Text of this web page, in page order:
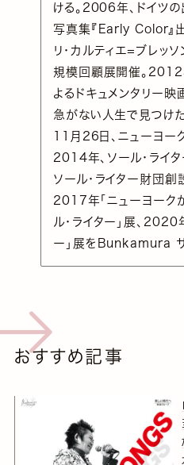
ける。2006年、ドイツ
写真集『Early Color』
リ・カルティエ=ブレッ
規模回顧展開催。2012
よるドキュメンタリー映
急がない人生で見つけ
11月26日、ニューヨー
2014年、ソール・ライ
ソール・ライター財団創
2017年「ニューヨー
ル・ライター」展、2020
ー」展をBunkamura ザ
おすすめ記事